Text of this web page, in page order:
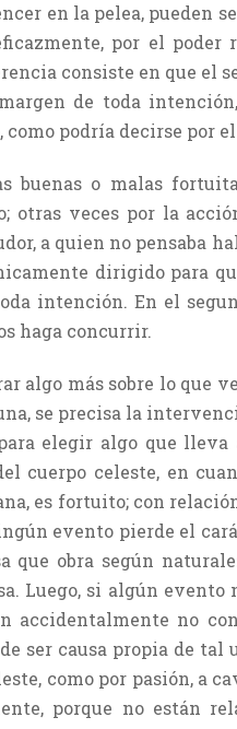
en la pelea, pueden
por el
consiste en que el
de toda
podría decirse por
buenas o malas
otras veces por la
a quien no pensaba
dirigido para
intención. En el
haga concurrir.
algo más sobre lo que
se precisa la
elegir algo que lleva
cuerpo celeste, en
es fortuito; con
evento pierde el
que obra según
Luego, si algún
accidentalmente no
ser causa propia de
como por pasión, a
porque no están